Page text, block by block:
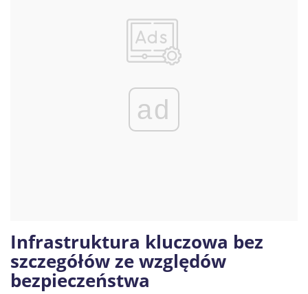
ad
Infrastruktura kluczowa bez
szczegółów ze względów
bezpieczeństwa